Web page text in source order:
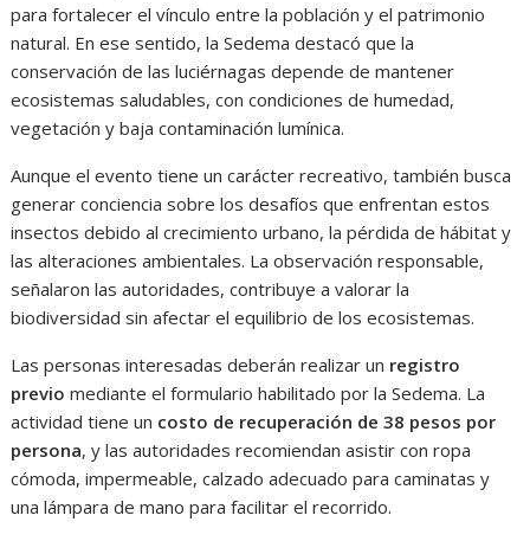
para fortalecer el vínculo entre la población y el patrimonio
natural. En ese sentido, la Sedema destacó que la
conservación de las luciérnagas depende de mantener
ecosistemas saludables, con condiciones de humedad,
vegetación y baja contaminación lumínica.
Aunque el evento tiene un carácter recreativo, también busca
generar conciencia sobre los desafíos que enfrentan estos
insectos debido al crecimiento urbano, la pérdida de hábitat y
las alteraciones ambientales. La observación responsable,
señalaron las autoridades, contribuye a valorar la
biodiversidad sin afectar el equilibrio de los ecosistemas.
Las personas interesadas deberán realizar un registro
previo mediante el formulario habilitado por la Sedema. La
actividad tiene un costo de recuperación de 38 pesos por
persona, y las autoridades recomiendan asistir con ropa
cómoda, impermeable, calzado adecuado para caminatas y
una lámpara de mano para facilitar el recorrido.